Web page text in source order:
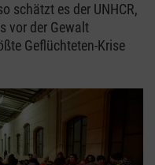
schätzt es der UNHCR,
vor der Gewalt
Geflüchteten-Krise